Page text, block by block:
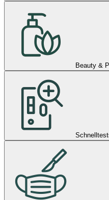
Beauty &